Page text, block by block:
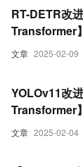
文章 2025-02-09
RT-DETR改
Transformer
文章 2025-02-04
YOLOv11改
Transformer